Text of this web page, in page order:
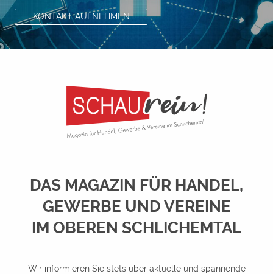
KONTAKT AUFNEHMEN
DAS MAGAZIN FÜR HANDEL,
GEWERBE UND VEREINE
IM OBEREN SCHLICHEMTAL
Wir informieren Sie stets über aktuelle und spannende